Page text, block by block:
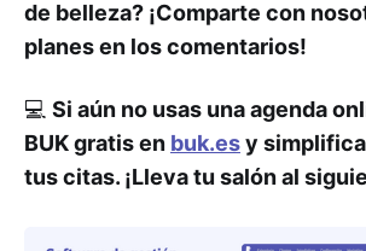
de belleza? ¡Comparte con
planes en los comentarios!
💻 Si aún no usas una agenda
BUK gratis en buk.esy
tus citas. ¡Lleva tu salón al